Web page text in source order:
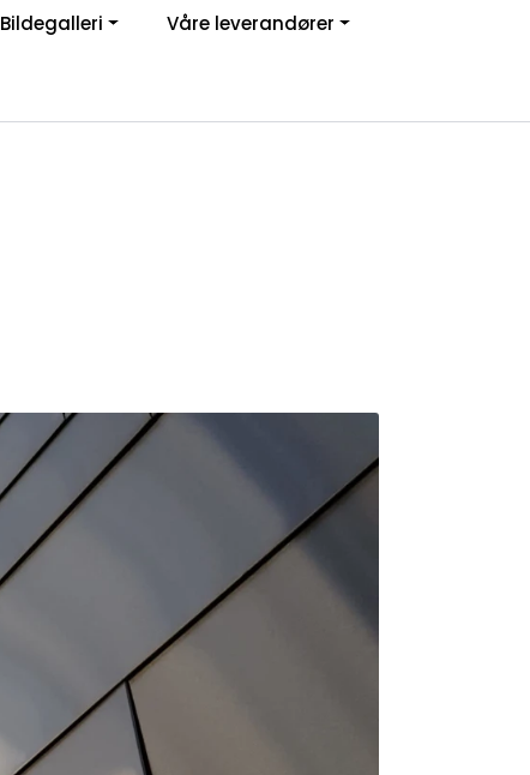
Bildegalleri Våre leverandører